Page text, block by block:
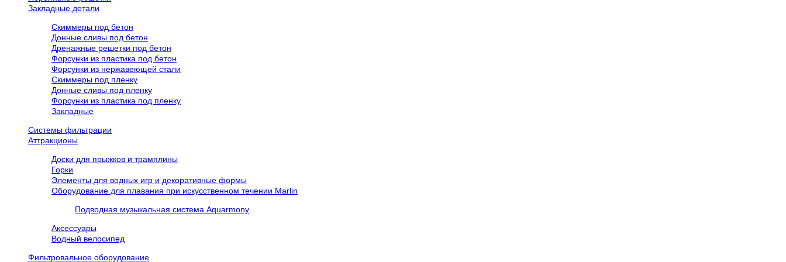
Закладные детали
Скиммеры под бетон
Донные сливы под бетон
Дренажные решетки под бетон
Форсунки из пластика под бетон
Форсунки из нержавеющей стали
Скиммеры под пленку
Донные сливы под пленку
Форсунки из пластика под пленку
Закладные
Системы фильтрации
Аттракционы
Доски для прыжков и трамплины
Горки
Элементы для водных игр и декоративные формы
Оборудование для плавания при искусственном течении Marlin
Подводная музыкальная система Aquarmony
Аксессуары
Водный велосипед
Фильтровальное оборудование